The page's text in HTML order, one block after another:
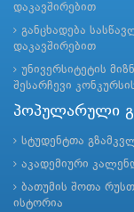
დაკავშირებით
განცხადება
დაკავშირებით
უნივერსიტეტის
შესარჩევი
პოპულარული
სტუდენტთა
აკადემიური
ბათუმის შოთა
ისტორია